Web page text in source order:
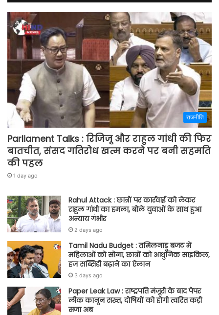
राजनीति
Parliament Talks : रिजिजू और राहुल गांधी की फिर
बातचीत, संसद गतिरोध खत्म करने पर बनी सहमति
की पहल
1 day ago
Rahul Attack : छात्रों पर कार्रवाई को लेकर
राहुल गांधी का हमला, बोले युवाओं के साथ हुआ
अन्याय गंभीर
2 days ago
Tamil Nadu Budget : तमिलनाडु बजट में
महिलाओं को सोना, छात्रों को आधुनिक साइकिल,
हज सब्सिडी बढ़ाने का ऐलान
3 days ago
Paper Leak Law : राष्ट्रपति मंजूरी के बाद पेपर
लीक कानून सख्त, दोषियों को होगी त्वरित कड़ी
सजा अब